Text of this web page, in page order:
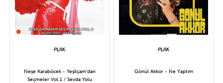
Neşe Karaböcek - Yeşilçam'dan
Seçmeler Vol.1 / Sevda Yolu
Gönül Akkor - Ne Yaptım